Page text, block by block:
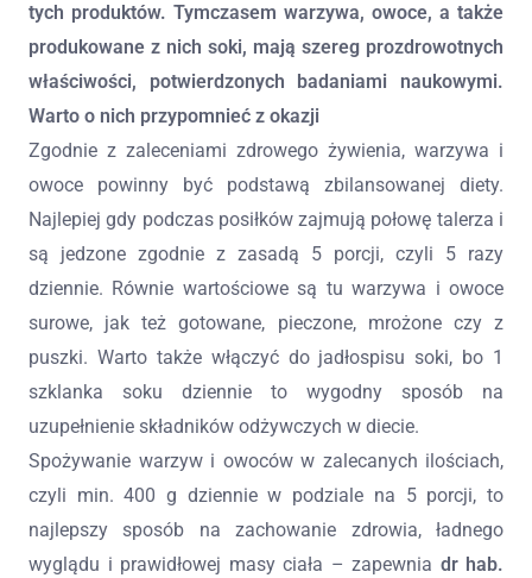
tych produktów. Tymczasem warzywa, owoce, a także
produkowane z nich soki, mają szereg prozdrowotnych
właściwości, potwierdzonych badaniami naukowymi.
Warto o nich przypomnieć z okazji
Zgodnie z zaleceniami zdrowego żywienia, warzywa i
owoce powinny być podstawą zbilansowanej diety.
Najlepiej gdy podczas posiłków zajmują połowę talerza i
są jedzone zgodnie z zasadą 5 porcji, czyli 5 razy
dziennie. Równie wartościowe są tu warzywa i owoce
surowe, jak też gotowane, pieczone, mrożone czy z
puszki. Warto także włączyć do jadłospisu soki, bo 1
szklanka soku dziennie to wygodny sposób na
uzupełnienie składników odżywczych w diecie.
Spożywanie warzyw i owoców w zalecanych ilościach,
czyli min. 400 g dziennie w podziale na 5 porcji, to
najlepszy sposób na zachowanie zdrowia, ładnego
wyglądu i prawidłowej masy ciała – zapewnia dr hab.